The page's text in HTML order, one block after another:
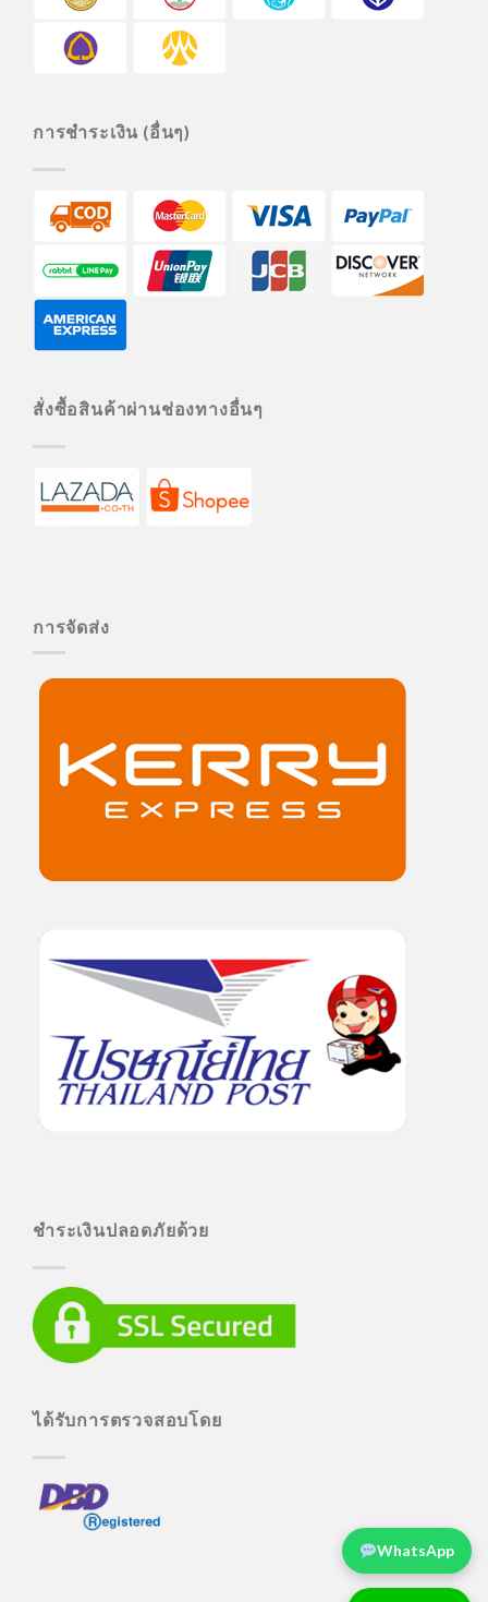
การชำระเงิน (อื่นๆ)
สั่งซื้อสินค้าผ่านช่องทางอื่นๆ
การจัดส่ง
ชำระเงินปลอดภัยด้วย
ได้รับการตรวจสอบโดย
WhatsApp